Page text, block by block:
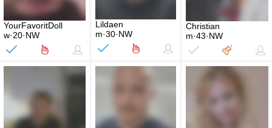
YourFavoritDoll
w·20·NW
Lildaen
m·30·NW
Christian
m·43·NW